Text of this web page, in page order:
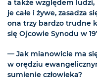
a także względem
je całe i żywe, zasadza
ona trzy bardzo trudne
się Ojcowie Synodu w
— Jak mianowicie ma
w orędziu
sumienie człowieka?